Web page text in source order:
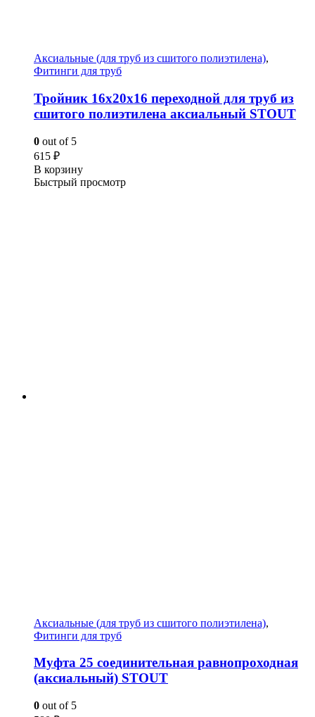
Аксиальные (для труб из сшитого полиэтилена),
Фитинги для труб
Тройник 16x20x16 переходной для труб из
сшитого полиэтилена аксиальный STOUT
0 out of 5
615 ₽
В корзину
Быстрый просмотр
Аксиальные (для труб из сшитого полиэтилена),
Фитинги для труб
Муфта 25 соединительная равнопроходная
(аксиальный) STOUT
0 out of 5